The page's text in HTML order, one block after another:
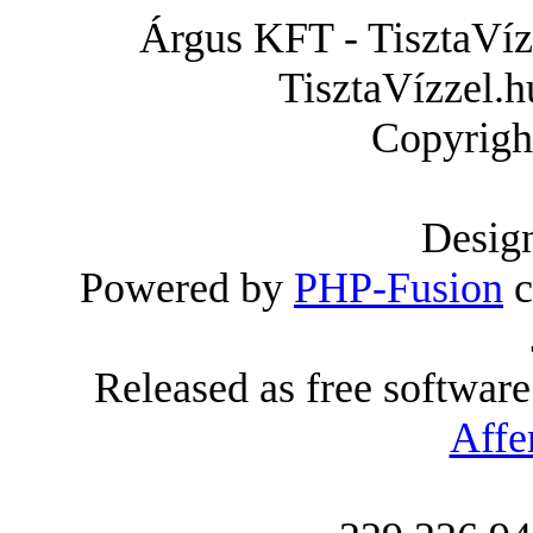
Árgus KFT -
Powered by PHP-Fusion
Released as free